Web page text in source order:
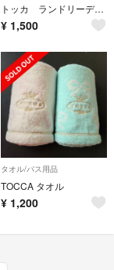
トッカ ランドリーデリケート クレオパトラの香り
¥ 1,500
タオル/バス用品
TOCCA タオル
¥ 1,200